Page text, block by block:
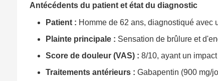
Antécédents du patient et état du diagnostic
Patient : Homme de 62 ans, diagnostiqué avec
Plainte principale : Sensation de brûlure et
Score de douleur (VAS) : 8/10, ayant un
Traitements antérieurs : Gabapentin (900 mg/